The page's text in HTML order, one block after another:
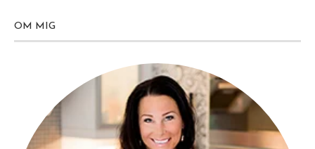
OM MIG